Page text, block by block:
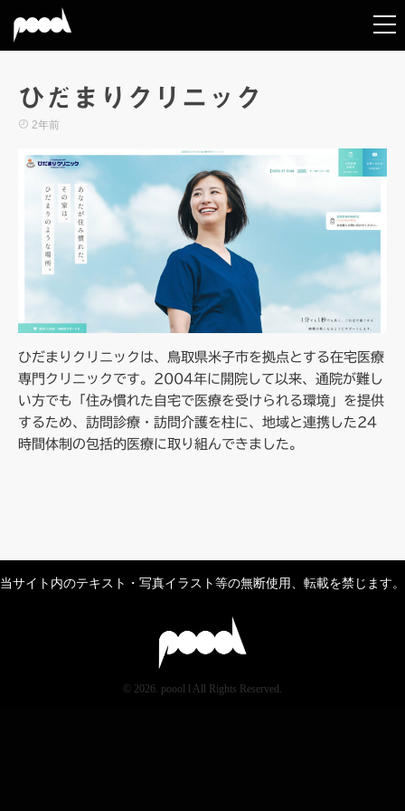
ひだまりクリニック
2年前
ひだまりクリニックは、鳥取県米子市を拠点とする在宅医療
専門クリニックです。2004年に開院して以来、通院が難し
い方でも「住み慣れた自宅で医療を受けられる環境」を提供
するため、訪問診療・訪問介護を柱に、地域と連携した24
時間体制の包括的医療に取り組んできました。
当サイト内のテキスト・写真イラスト等の無断使用、転載を禁じます。
© 2026. poool l All Rights Reserved.